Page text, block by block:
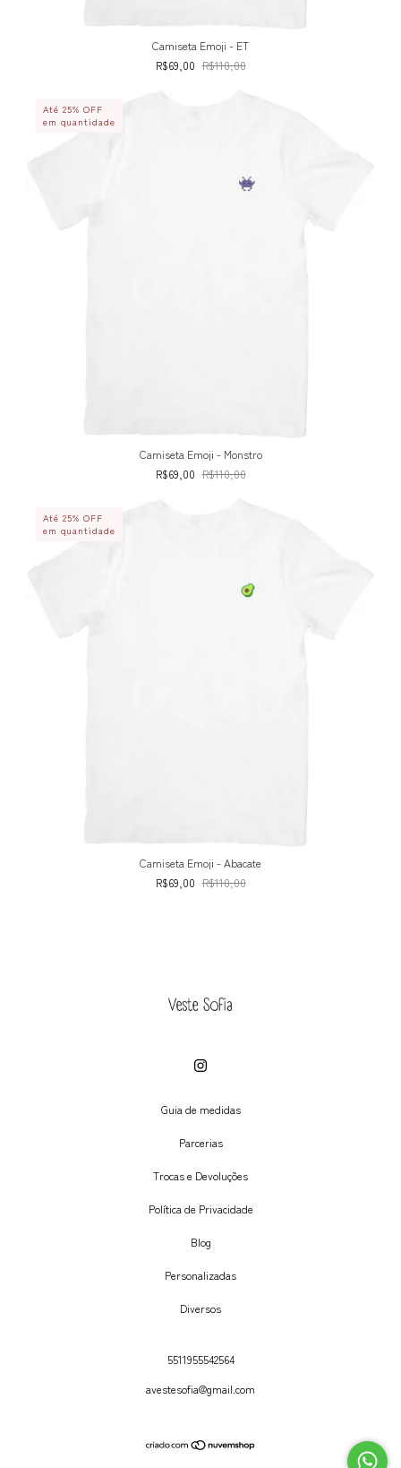
Camiseta Emoji - ET
R$69,00 R$110,00
Até 25% OFF
em quantidade
Camiseta Emoji - Monstro
R$69,00 R$110,00
Até 25% OFF
em quantidade
Camiseta Emoji - Abacate
R$69,00 R$110,00
Guia de medidas
Parcerias
Trocas e Devoluções
Política de Privacidade
Blog
Personalizadas
Diversos
5511955542564
avestesofia@gmail.com